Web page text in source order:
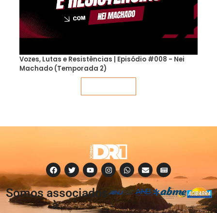
Vozes, Lutas e Resistências | Episódio #008 - Nei
Machado (Temporada 2)
Somos associados
à: